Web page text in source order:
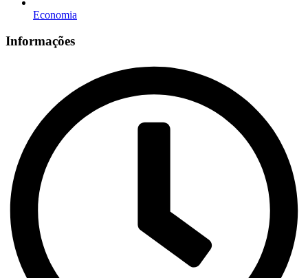
Economia
Informações